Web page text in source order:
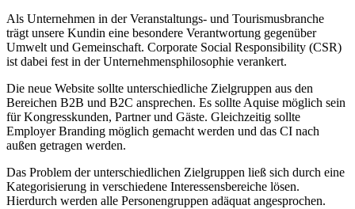
Als Unternehmen in der Veranstaltungs- und Tourismusbranche
trägt unsere Kundin eine besondere Verantwortung gegenüber
Umwelt und Gemeinschaft. Corporate Social Responsibility (CSR)
ist dabei fest in der Unternehmensphilosophie verankert.
Die neue Website sollte unterschiedliche Zielgruppen aus den
Bereichen B2B und B2C ansprechen. Es sollte Aquise möglich sein
für Kongresskunden, Partner und Gäste. Gleichzeitig sollte
Employer Branding möglich gemacht werden und das CI nach
außen getragen werden.
Das Problem der unterschiedlichen Zielgruppen ließ sich durch eine
Kategorisierung in verschiedene Interessensbereiche lösen.
Hierdurch werden alle Personengruppen adäquat angesprochen.